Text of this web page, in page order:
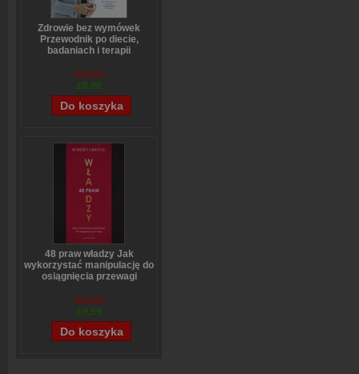
Zdrowie bez wymówek
Przewodnik po diecie,
badaniach i terapii
mężczyzn
Tadeusz Oleszczuk
£11,91
£8,98
48 praw władzy Jak
wykorzystać manipulację do
osiągnięcia przewagi
£11,93
£9,59